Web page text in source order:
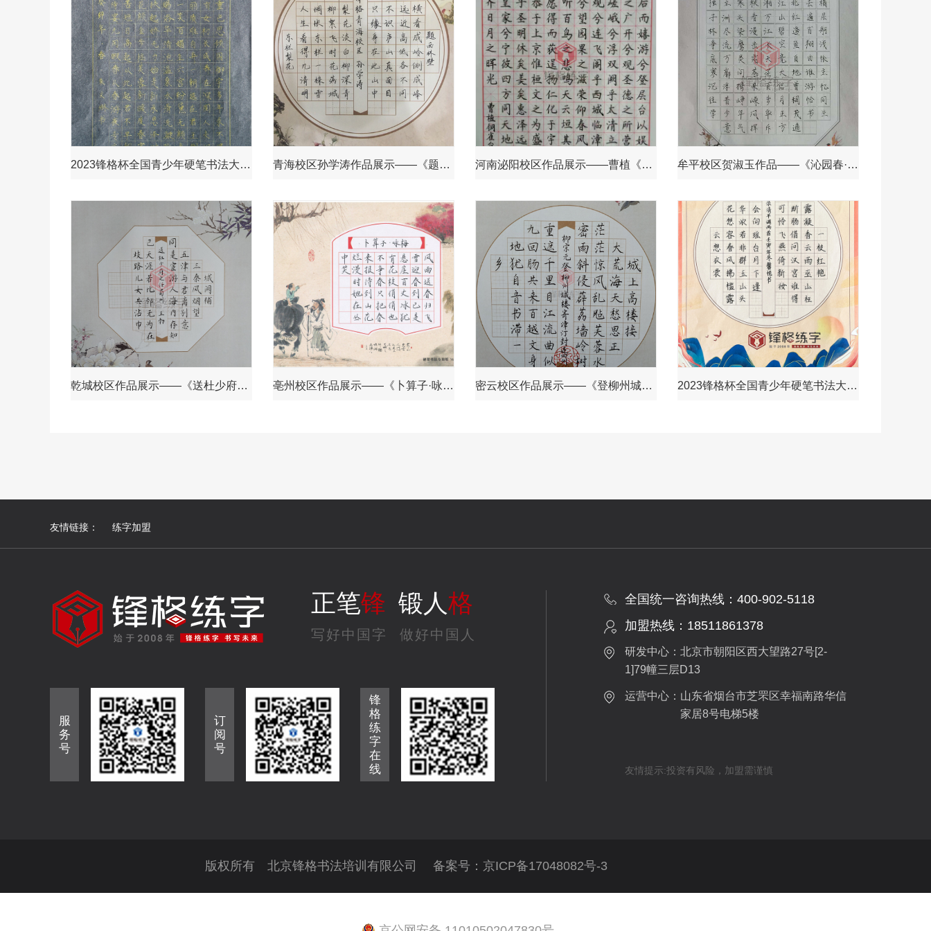
2023锋格杯全国青少年硬笔书法大赛获奖作品—《春》 青海校区孙学涛作品展示——《题西林壁》 河南泌阳校区作品展示——曹植《铜雀台赋》 牟平校区贺淑玉作品——《沁园春·长沙》
乾城校区作品展示——《送杜少府之任蜀州》 亳州校区作品展示——《卜算子·咏梅》 密云校区作品展示——《登柳州城楼寄漳汀封连四州》 2023锋格杯全国青少年硬笔书法大赛获奖作品-《清平调》
友情链接： 练字加盟
正笔锋 锻人格
写好中国字 做好中国人
服
务
号
订
阅
号
锋
格
练
字
在
线
全国统一咨询热线：400-902-5118
加盟热线：18511861378
研发中心：北京市朝阳区西大望路27号[2-
1]79幢三层D13
运营中心： 山东省烟台市芝罘区幸福南路华信
家居8号电梯5楼
友情提示:投资有风险，加盟需谨慎
版权所有 北京锋格书法培训有限公司 备案号： 京ICP备17048082号-3